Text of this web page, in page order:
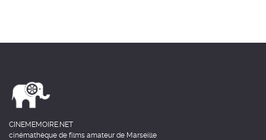
CINEMEMOIRE.NET
cinémathèque de films amateur de Marseille